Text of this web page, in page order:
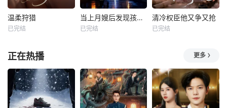
温柔狩猎
已完结
当上月嫂后发现孩子是我的
已完结
清冷权臣他又争又抢
已完结
正在热播 更多